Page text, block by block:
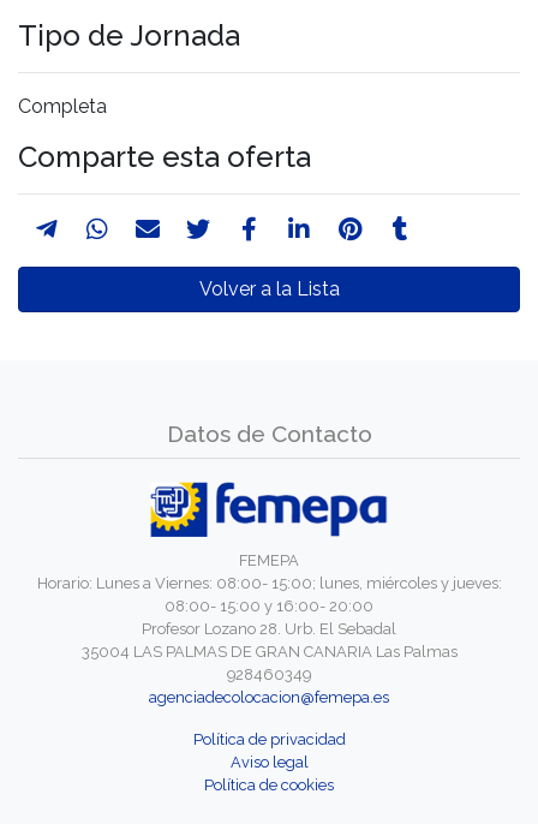
Tipo de Jornada
Completa
Comparte esta oferta
Volver a la Lista
Datos de Contacto
FEMEPA
Horario: Lunes a Viernes: 08:00- 15:00; lunes, miércoles y jueves:
08:00- 15:00 y 16:00- 20:00
Profesor Lozano 28. Urb. El Sebadal
35004 LAS PALMAS DE GRAN CANARIA Las Palmas
928460349
agenciadecolocacion@femepa.es
Política de privacidad
Aviso legal
Política de cookies